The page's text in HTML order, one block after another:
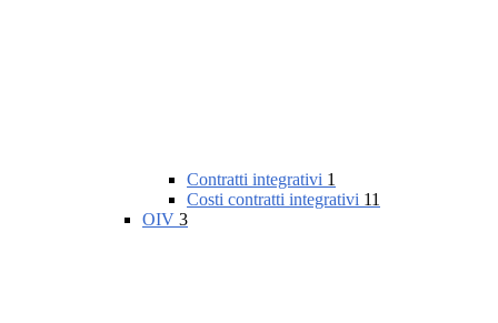
Contratti integrativi 1
Costi contratti integrativi 11
OIV 3